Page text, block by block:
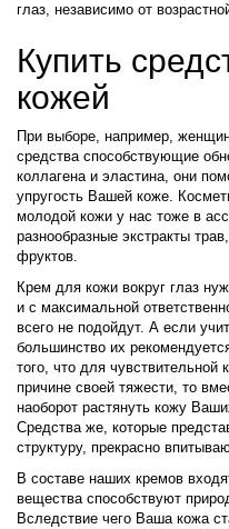
глаз, независимо от
Купить
кожей
При выборе, например,
средства способствующие
коллагена и эластина, они
упругость Вашей коже.
молодой кожи у нас тоже в
разнообразные экстракты
фруктов.
Крем для кожи вокруг глаз
и с максимальной
всего не подойдут. А если
большинство их
того, что для чувствительной
причине своей тяжести, то
наоборот растянуть кожу
Средства же, которые
структуру, прекрасно
В составе наших кремов
вещества способствуют
Вследствие чего Ваша кожа